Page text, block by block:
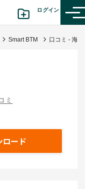
ログイン
情報掲載をご希望の方へ
Smart BTM
ミ
ロード